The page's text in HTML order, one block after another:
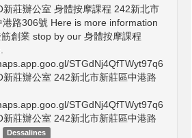
新莊辦公室 身體按摩課程 242新北市
港路306號 Here is more information
創業 stop by our 身體按摩課程
STGdNj4QfTWyt97q6
新莊辦公室 242新北市新莊區中港路
STGdNj4QfTWyt97q6
新莊辦公室 242新北市新莊區中港路
Dessalines